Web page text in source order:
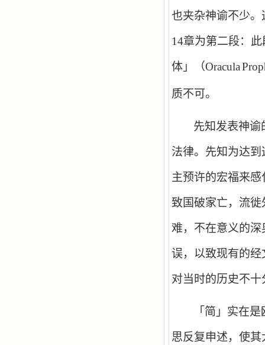
也夹杂神谕不少
14章为第二段：
体」（Oracula
质不可。
先知发表神谕
法律。先知为达
主预许的宏福来
致国破家亡，流
难，不在意义的
误，以致现有的
对当时的历史不
「简」实在
思反复申述，使